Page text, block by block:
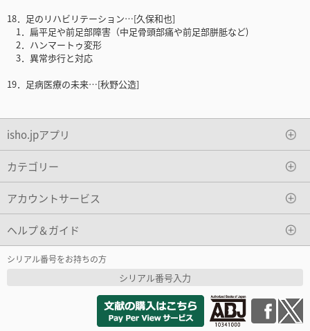
18．足のリハビリテーション…[久保和也]
1．扁平足や前足部障害（中足骨頭部痛や前足部胼胝など)
2．ハンマートゥ変形
3．異常歩行と対応
19．足病医療の未来…[秋野公造]
isho.jpアプリ
カテゴリー
アカウントサービス
ヘルプ＆ガイド
シリアル番号をお持ちの方
シリアル番号入力